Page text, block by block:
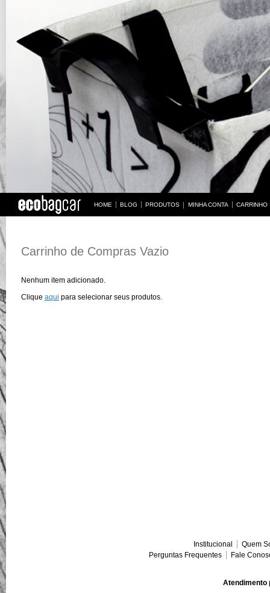
HOME BLOG PRODUTOS MINHA CONTA CARRINHO
Carrinho de Compras Vazio
Nenhum item adicionado.
Clique aqui para selecionar seus produtos.
Institucional
Quem
Perguntas Frequentes
Fale
Atendimento